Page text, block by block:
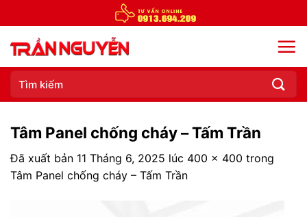
đến
nội
dung
Tìm
kiếm:
Tâm Panel chống cháy – Tấm Trần
Đã xuất bản 11 Tháng 6, 2025 lúc 400 × 400 trong
Tâm Panel chống cháy – Tấm Trần